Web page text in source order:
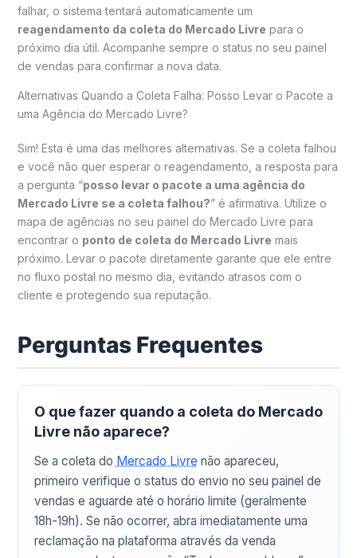
falhar, o sistema tentará automaticamente um
reagendamento da coleta do Mercado Livre para o
próximo dia útil. Acompanhe sempre o status no seu painel
de vendas para confirmar a nova data.
Alternativas Quando a Coleta Falha: Posso Levar o Pacote a
uma Agência do Mercado Livre?
Sim! Esta é uma das melhores alternativas. Se a coleta falhou
e você não quer esperar o reagendamento, a resposta para
a pergunta “posso levar o pacote a uma agência do
Mercado Livre se a coleta falhou?” é afirmativa. Utilize o
mapa de agências no seu painel do Mercado Livre para
encontrar o ponto de coleta do Mercado Livre mais
próximo. Levar o pacote diretamente garante que ele entre
no fluxo postal no mesmo dia, evitando atrasos com o
cliente e protegendo sua reputação.
Perguntas Frequentes
O que fazer quando a coleta do Mercado
Livre não aparece?
Se a coleta do Mercado Livre não apareceu,
primeiro verifique o status do envio no seu painel de
vendas e aguarde até o horário limite (geralmente
18h-19h). Se não ocorrer, abra imediatamente uma
reclamação na plataforma através da venda